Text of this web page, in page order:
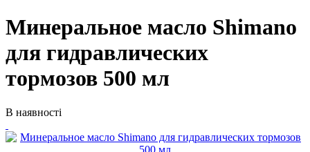
Минеральное масло Shimano
для гидравлических
тормозов 500 мл
В наявності